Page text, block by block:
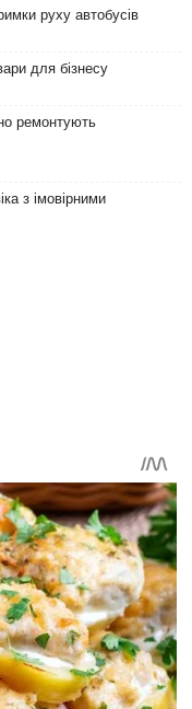
руху автобусів
для бізнесу
ремонтують
з імовірними